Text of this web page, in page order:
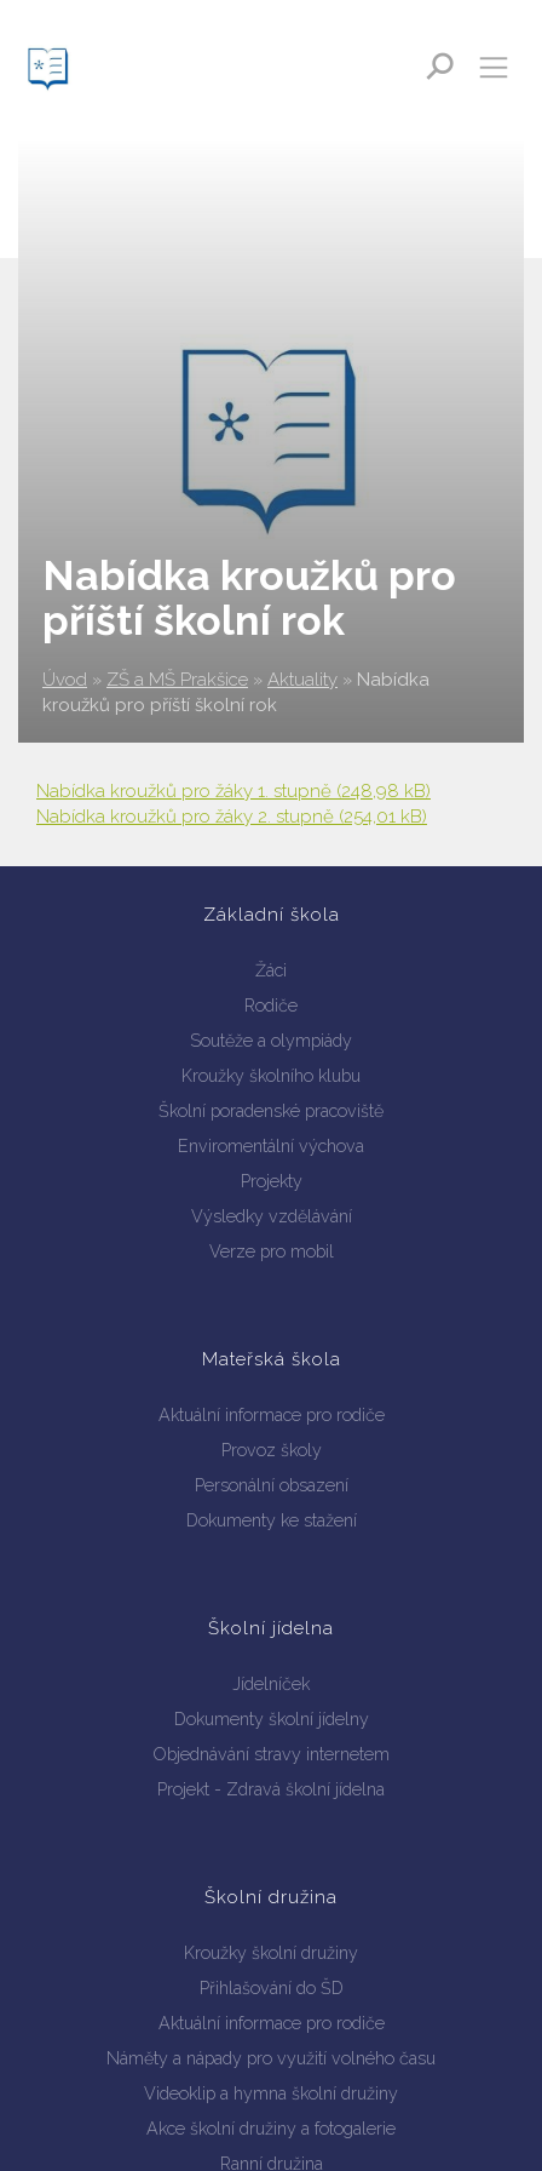
Vyhledávání na webu
Nabídka kroužků pro
příští školní rok
Úvod » ZŠ a MŠ Prakšice » Aktuality » Nabídka
kroužků pro příští školní rok
Nabídka kroužků pro žáky 1. stupně (248,98 kB)
Nabídka kroužků pro žáky 2. stupně (254,01 kB)
Základní škola
Žáci
Rodiče
Soutěže a olympiády
Kroužky školního klubu
Školní poradenské pracoviště
Enviromentální výchova
Projekty
Výsledky vzdělávání
Verze pro mobil
Mateřská škola
Aktuální informace pro rodiče
Provoz školy
Personální obsazení
Dokumenty ke stažení
Školní jídelna
Jídelníček
Dokumenty školní jídelny
Objednávání stravy internetem
Projekt - Zdravá školní jídelna
Školní družina
Kroužky školní družiny
Přihlašování do ŠD
Aktuální informace pro rodiče
Náměty a nápady pro využití volného času
Videoklip a hymna školní družiny
Akce školní družiny a fotogalerie
Ranní družina